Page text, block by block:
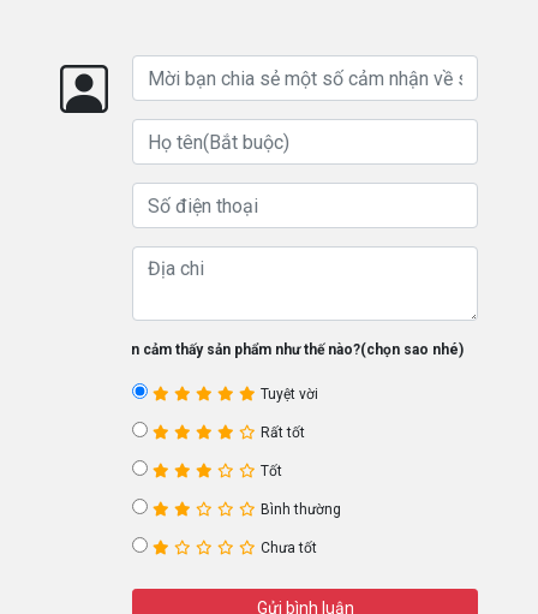
Bạn cảm thấy sản phẩm như thế nào?(chọn sao nhé)
Tuyệt vời
Rất tốt
Tốt
Bình thường
Chưa tốt
Gửi bình luận